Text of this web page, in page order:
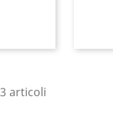
articoli